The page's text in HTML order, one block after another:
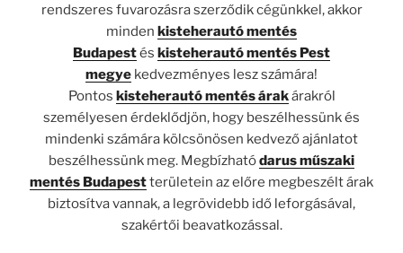
rendszeres fuvarozásra szerződik cégünkkel, akkor
minden kisteherautó mentés
Budapestés kisteherautó mentés Pest
megye kedvezményes lesz számára!
Pontos kisteherautó mentés árakárakról
személyesen érdeklődjön, hogy beszélhessünk és
mindenki számára kölcsönösen kedvező ajánlatot
beszélhessünk meg. Megbízhatódarus műszaki
mentés Budapestterületein az előre megbeszélt árak
biztosítva vannak, a legrövidebb idő leforgásával,
szakértői beavatkozással.